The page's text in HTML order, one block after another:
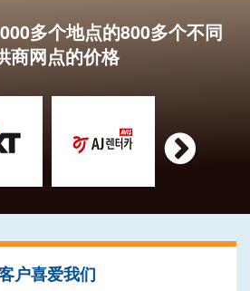
多个地点的800多个不同
商网点的价格

户喜爱我们